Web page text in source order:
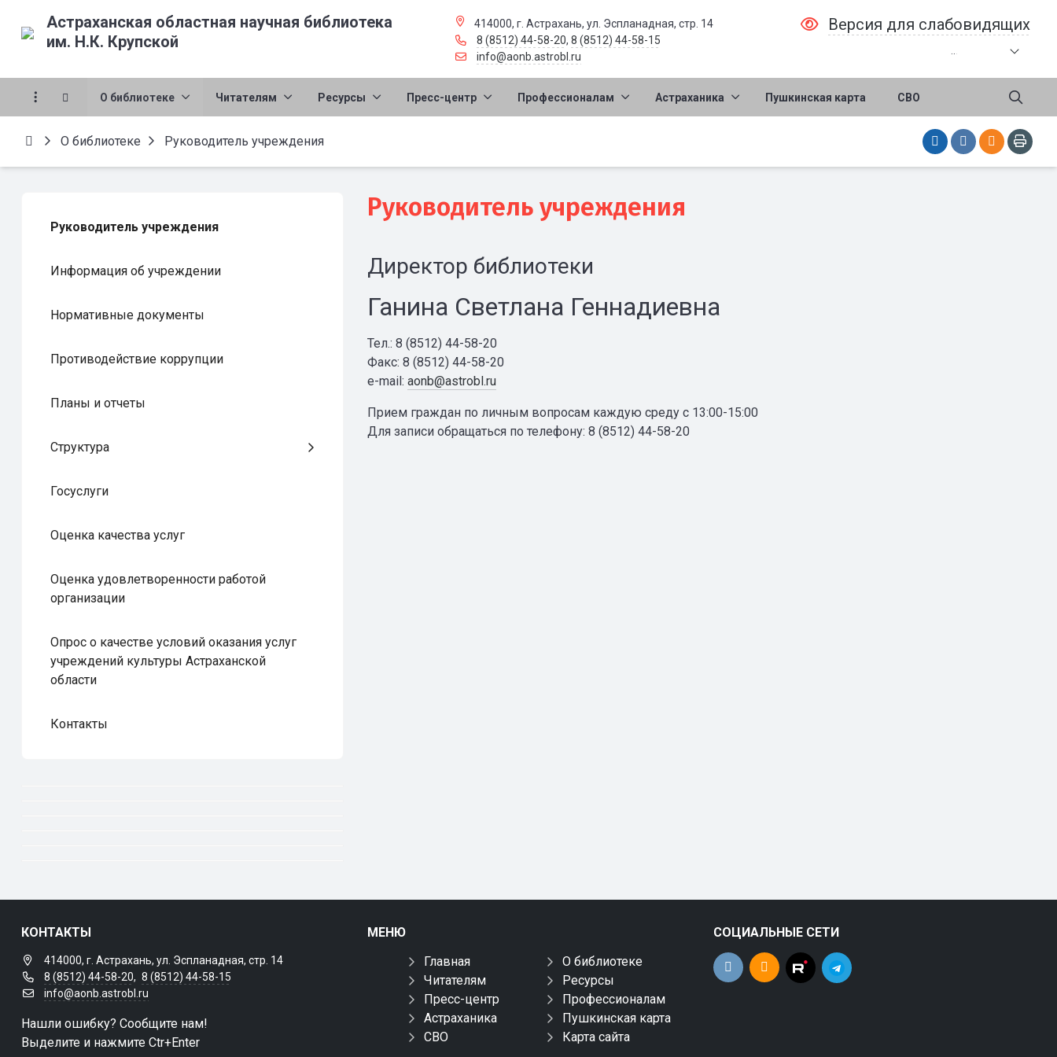
Астраханская областная научная библиотека
им. Н.К. Крупской
414000, г. Астрахань, ул. Эспланадная, стр. 14
8 (8512) 44-58-20, 8 (8512) 44-58-15
info@aonb.astrobl.ru
Версия для слабовидящих
О библиотеке Читателям Ресурсы Пресс-центр Профессионалам Астраханика Пушкинская карта СВО
О библиотеке Руководитель учреждения
Руководитель учреждения
Информация об учреждении
Нормативные документы
Противодействие коррупции
Планы и отчеты
Структура
Госуслуги
Оценка качества услуг
Оценка удовлетворенности работой
организации
Опрос о качестве условий оказания услуг
учреждений культуры Астраханской
области
Контакты
Руководитель учреждения
Директор библиотеки
Ганина Светлана Геннадиевна
Тел.: 8 (8512) 44-58-20
Факс: 8 (8512) 44-58-20
e-mail: aonb@astrobl.ru
Прием граждан по личным вопросам каждую среду с 13:00-15:00
Для записи обращаться по телефону: 8 (8512) 44-58-20
КОНТАКТЫ
414000, г. Астрахань, ул. Эспланадная, стр. 14
8 (8512) 44-58-20, 8 (8512) 44-58-15
info@aonb.astrobl.ru
Нашли ошибку? Сообщите нам!
Выделите и нажмите Ctr+Enter
МЕНЮ
Главная
О библиотеке
Читателям
Ресурсы
Пресс-центр
Профессионалам
Астраханика
Пушкинская карта
СВО
Карта сайта
СОЦИАЛЬНЫЕ СЕТИ